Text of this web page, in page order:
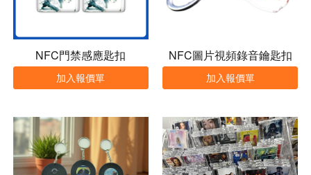
NFC門禁感應匙扣
加入報價單
NFC圖片視頻錄音鑰匙扣
加入報價單